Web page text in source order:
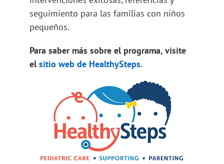
seguimiento para las familias con niños
pequeños.
Para saber más sobre el programa, visite
elsitio web de HealthySteps.